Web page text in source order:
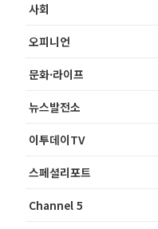
사회
오피니언
문화·라이프
뉴스발전소
이투데이TV
스페셜리포트
Channel 5